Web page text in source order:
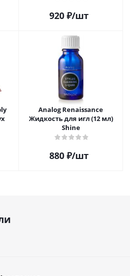
920 ₽/шт
Analog Renaissance
Жидкость для игл (12 мл)
Shine
880 ₽/шт